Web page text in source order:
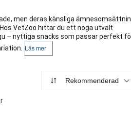
men deras känsliga
VetZoo hittar du ett noga utvalt
– nyttiga snacks som passar perfekt
Läs mer
Rekommenderad